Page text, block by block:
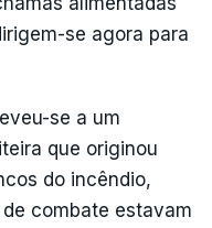
se agora para
se a um
que originou
do incêndio,
combate estavam